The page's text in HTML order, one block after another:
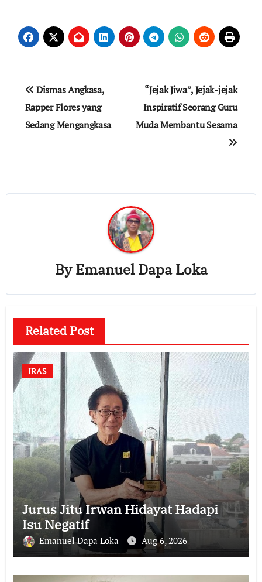
Post
navigation
Dismas Angkasa,
Rapper Flores yang
Sedang Mengangkasa
“Jejak Jiwa”, Jejak-jejak
Inspiratif Seorang Guru
Muda Membantu Sesama
ByEmanuel Dapa Loka
Related Post
IRAS
Jurus Jitu Irwan Hidayat Hadapi
Isu Negatif
Emanuel Dapa Loka Aug 6, 2026